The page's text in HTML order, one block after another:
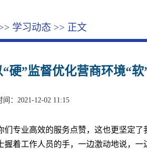
学习动态 >> 正文
硬”监督优化营商环境“软
2021-12-02 11:15
专业高效的服务点赞，这也更坚定了
着工作人员的手，一边激动地说，一